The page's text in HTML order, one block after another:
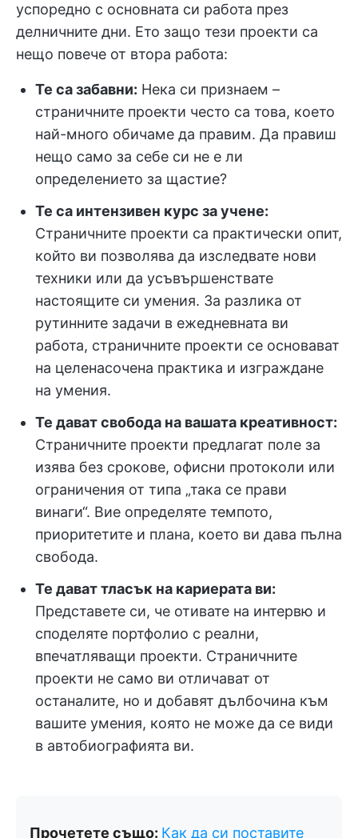
успоредно с основната си работа през
делничните дни. Ето защо тези проекти са
нещо повече от втора работа:
Те са забавни: Нека си признаем –
страничните проекти често са това, което
най-много обичаме да правим. Да правиш
нещо само за себе си не е ли
определението за щастие?
Те са интензивен курс за учене:
Страничните проекти са практически опит,
който ви позволява да изследвате нови
техники или да усъвършенствате
настоящите си умения. За разлика от
рутинните задачи в ежедневната ви
работа, страничните проекти се основават
на целенасочена практика и изграждане
на умения.
Те дават свобода на вашата креативност:
Страничните проекти предлагат поле за
изява без срокове, офисни протоколи или
ограничения от типа „така се прави
винаги“. Вие определяте темпото,
приоритетите и плана, което ви дава пълна
свобода.
Те дават тласък на кариерата ви:
Представете си, че отивате на интервю и
споделяте портфолио с реални,
впечатляващи проекти. Страничните
проекти не само ви отличават от
останалите, но и добавят дълбочина към
вашите умения, която не може да се види
в автобиографията ви.
Прочетете също: Как да си поставите